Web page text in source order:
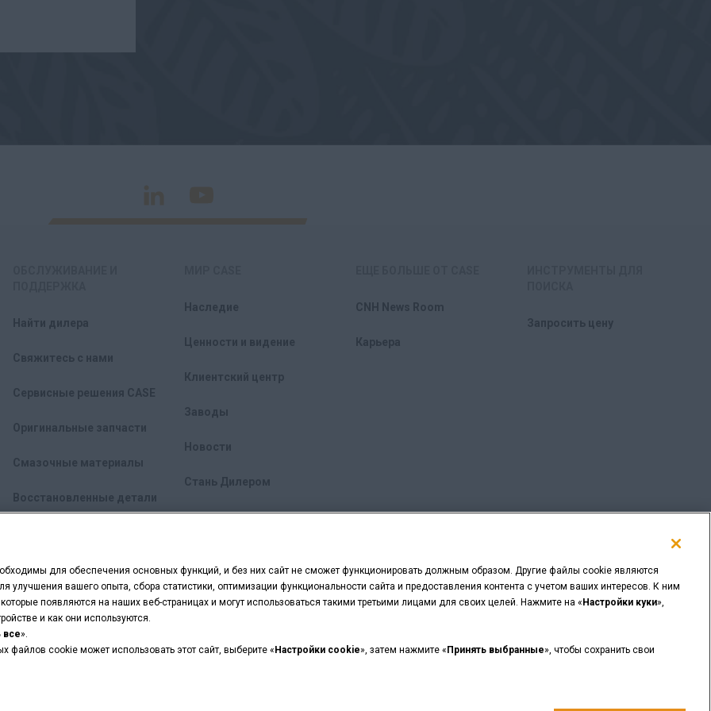
Найти дилера
Свяжитесь с нами
Сервисные решения CASE
Оригинальные запчасти
Смазочные материалы
Восстановленные детали
Наследие
Ценности и видение
Клиентский центр
Заводы
Новости
Стань Дилером
CNH News Room
Карьера
Запросить цену
для обеспечения основных функций, и без них сайт не сможет функционировать должным образом. Другие файлы cookie являются
вашего опыта, сбора статистики, оптимизации функциональности сайта и предоставления контента с учетом ваших интересов. К ним
появляются на наших веб-страницах и могут использоваться такими третьими лицами для своих целей. Нажмите на « Настройки куки»,
и как они используются.
все».
файлов cookie может использовать этот сайт, выберите « Настройки cookie», затем нажмите « Принять выбранные», чтобы сохранить свои